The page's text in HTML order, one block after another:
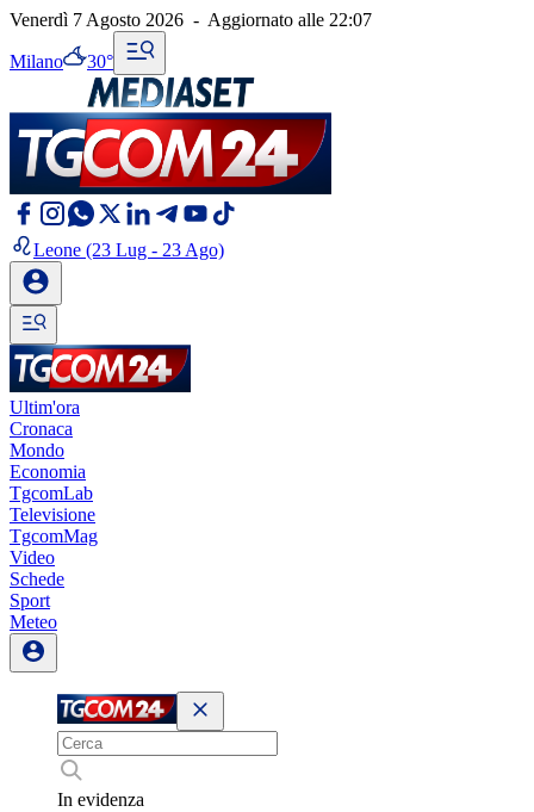
Venerdì 7 Agosto 2026 - Aggiornato alle 22:07
Milano 30°
Leone (23 Lug - 23 Ago)
Ultim'ora
Cronaca
Mondo
Economia
TgcomLab
Televisione
TgcomMag
Video
Schede
Sport
Meteo
In evidenza